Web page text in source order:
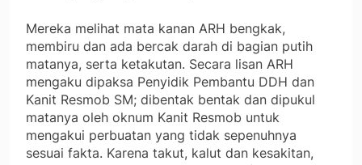
Mereka melihat mata kanan ARH bengkak,
membiru dan ada bercak darah di bagian putih
matanya, serta ketakutan. Secara lisan ARH
mengaku dipaksa Penyidik Pembantu DDH dan
Kanit Resmob SM; dibentak bentak dan dipukul
matanya oleh oknum Kanit Resmob untuk
mengakui perbuatan yang tidak sepenuhnya
sesuai fakta. Karena takut, kalut dan kesakitan,